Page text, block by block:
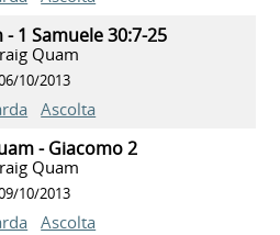
- 1 Samuele 30:7-25
Quam
10/2013
Ascolta
- Giacomo 2
Quam
10/2013
Ascolta